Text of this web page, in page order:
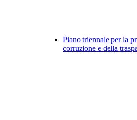
Piano triennale per la
corruzione e della